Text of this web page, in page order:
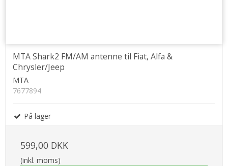
MTA Shark2 FM/AM antenne til Fiat, Alfa &
Chrysler/Jeep
MTA
7677894
På lager
599,00 DKK
(inkl. moms)